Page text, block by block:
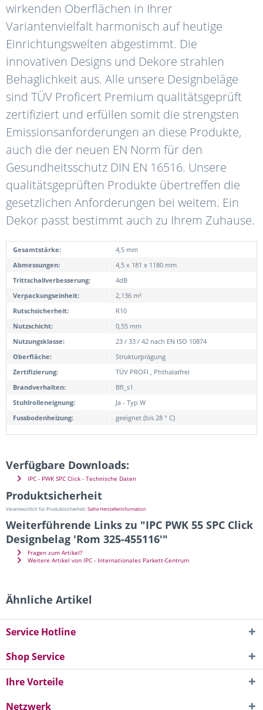
wirkenden Oberflächen in Ihrer
Variantenvielfalt harmonisch auf heutige
Einrichtungswelten abgestimmt. Die
innovativen Designs und Dekore strahlen
Behaglichkeit aus. Alle unsere Designbeläge
sind TÜV Proficert Premium qualitätsgeprüft
zertifiziert und erfüllen somit die strengsten
Emissionsanforderungen an diese Produkte,
auch die der neuen EN Norm für den
Gesundheitsschutz DIN EN 16516. Unsere
qualitätsgeprüften Produkte übertreffen die
gesetzlichen Anforderungen bei weitem. Ein
Dekor passt bestimmt auch zu Ihrem Zuhause.
Gesamtstärke:
4,5 mm
Abmessungen:
4,5 x 181 x 1180 mm
Trittschallverbesserung:
4dB
Verpackungseinheit:
2,136 m²
Rutschsicherheit:
R10
Nutzschicht:
0,55 mm
Nutzungsklasse:
23 / 33 / 42 nach EN ISO 10874
Oberfläche:
Strukturprägung
Zertifizierung:
TÜV PROFI , Phthalatfrei
Brandverhalten:
Bfl_s1
Stuhlrolleneignung:
Ja - Typ W
Fussbodenheizung:
geeignet (bis 28 ° C)
Verfügbare Downloads:
IPC - PWK SPC Click - Technische Daten
Produktsicherheit
Verantwortlich für Produktsicherheit:Siehe Herstellerinformation
Weiterführende Links zu "IPC PWK 55 SPC Click
Designbelag 'Rom 325-455116'"
Fragen zum Artikel?
Weitere Artikel von IPC - Internationales Parkett-Centrum
Ähnliche Artikel
Service Hotline
Shop Service
Ihre Vorteile
Netzwerk